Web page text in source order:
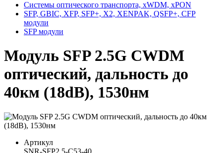
Системы оптического транспорта, xWDM, xPON
SFP, GBIC, XFP, SFP+, X2, XENPAK, QSFP+, CFP
модули
SFP модули
Модуль SFP 2.5G CWDM
оптический, дальность до
40км (18dB), 1530нм
Артикул
SNR-SFP2.5-C53-40